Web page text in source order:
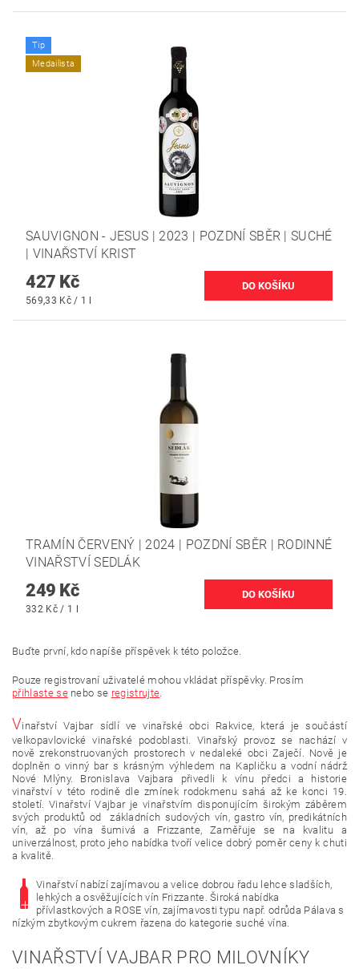
Tip
Medailista
SAUVIGNON - JESUS | 2023 | POZDNÍ SBĚR | SUCHÉ
| VINAŘSTVÍ KRIST
427 Kč
569,33 Kč / 1 l
TRAMÍN ČERVENÝ | 2024 | POZDNÍ SBĚR | RODINNÉ
VINAŘSTVÍ SEDLÁK
249 Kč
332 Kč / 1 l
Buďte první, kdo napíše příspěvek k této položce.
Pouze registrovaní uživatelé mohou vkládat příspěvky. Prosím
přihlaste senebo se registrujte.
Vinařství Vajbar sídlí ve vinařské obci Rakvice, která je součástí
velkopavlovické vinařské podoblasti. Vinařský provoz se nachází v
nově zrekonstruovaných prostorech v nedaleké obci Zaječí. Nově je
doplněn o vinný bar s krásným výhledem na Kapličku a vodní nádrž
Nové Mlýny. Bronislava Vajbara přivedli k vínu předci a historie
vinařství v této rodině dle zmínek rodokmenu sahá až ke konci 19.
století. Vinařství Vajbar je vinařstvím disponujícím širokým záběrem
svých produktů od základních sudových vín, gastro vín, predikátních
vín, až po vína šumivá a Frizzante, Zaměřuje se na kvalitu a
univerzálnost, proto jeho nabídka tvoří velice dobrý poměr ceny k chuti
a kvalitě.
Vinařství nabízí zajímavou a velice dobrou řadu lehce sladších,
lehkých a osvěžujících vín Frizzante. Široká nabídka
přívlastkových a ROSE vín, zajímavosti typu např. odrůda Pálava s
nízkým zbytkovým cukrem řazena do kategorie suché vína.
VINAŘSTVÍ VAJBAR PRO MILOVNÍKY